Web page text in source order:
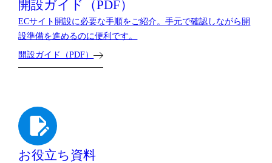
開設ガイド（PDF）
ECサイト開設に必要な手順をご紹介。手元で確認しながら開
設準備を進めるのに便利です。
開設ガイド（PDF）
お役立ち資料